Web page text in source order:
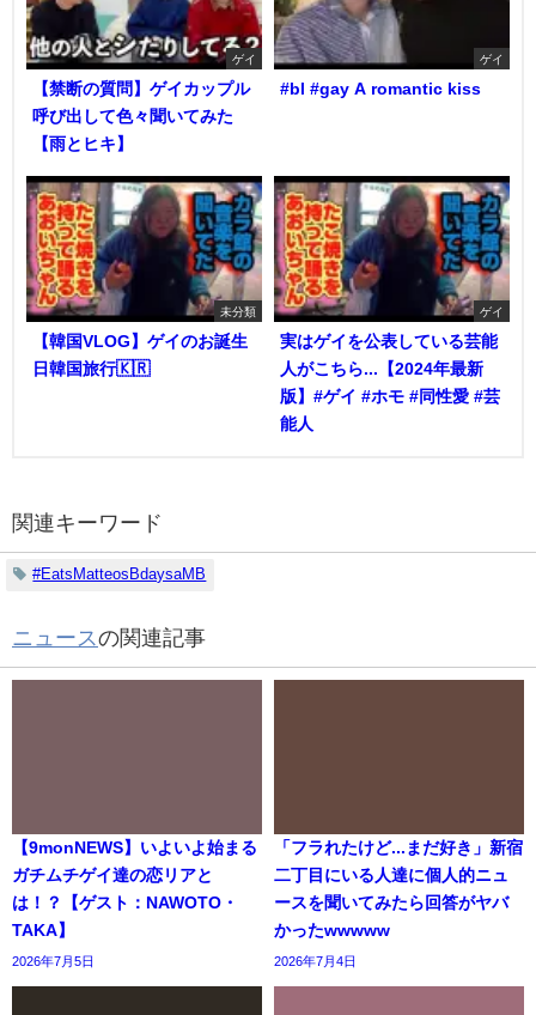
ゲイ
【禁断の質問】ゲイカップル
呼び出して色々聞いてみた
【雨とヒキ】
ゲイ
#bl #gay A romantic kiss
未分類
【韓国VLOG】ゲイのお誕生
日韓国旅行🇰🇷
ゲイ
実はゲイを公表している芸能
人がこちら...【2024年最新
版】#ゲイ #ホモ #同性愛 #芸
能人
関連キーワード
#EatsMatteosBdaysaMB
ニュースの関連記事
【9monNEWS】いよいよ始まる
ガチムチゲイ達の恋リアと
は！？【ゲスト：NAWOTO・
TAKA】
2026年7月5日
「フラれたけど...まだ好き」新宿
二丁目にいる人達に個人的ニュ
ースを聞いてみたら回答がヤバ
かったwwwww
2026年7月4日